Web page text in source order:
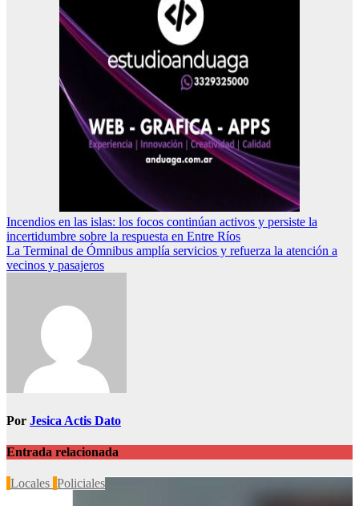
Navegación
de
entradas
Incendios en las islas: los focos continúan activos y persiste la
incertidumbre sobre la respuesta en Entre Ríos
La Terminal de Ómnibus amplía servicios y refuerza la atención a
vecinos y pasajeros
Por Jesica Actis Dato
Entrada relacionada
Locales Policiales